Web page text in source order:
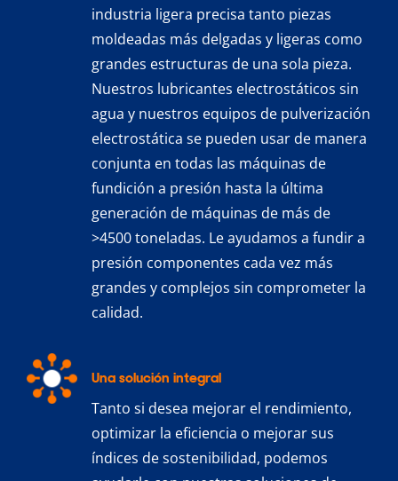
industria ligera precisa tanto piezas
moldeadas más delgadas y ligeras como
grandes estructuras de una sola pieza.
Nuestros lubricantes electrostáticos sin
agua y nuestros equipos de pulverización
electrostática se pueden usar de manera
conjunta en todas las máquinas de
fundición a presión hasta la última
generación de máquinas de más de
>4500 toneladas. Le ayudamos a fundir a
presión componentes cada vez más
grandes y complejos sin comprometer la
calidad.
Una solución integral
Tanto si desea mejorar el rendimiento,
optimizar la eficiencia o mejorar sus
índices de sostenibilidad, podemos